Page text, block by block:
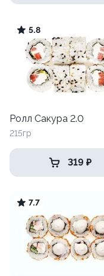
5.8
Ролл Сакура 2.0
215гр
319 ₽
7.7